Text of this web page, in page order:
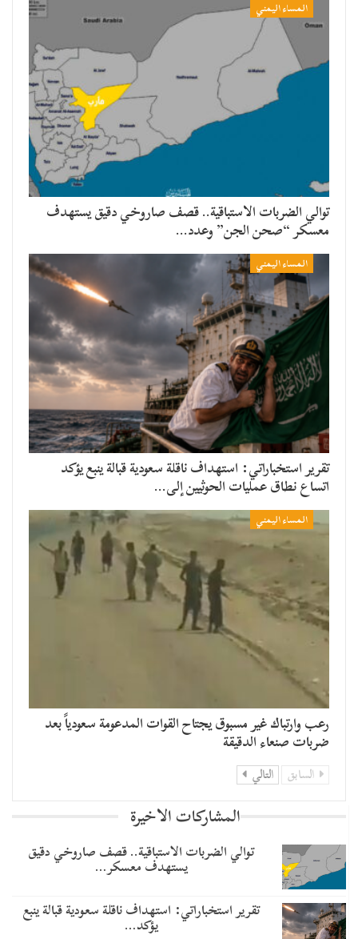
المساء اليمني
توالي الضربات الاستباقية.. قصف صاروخي دقيق يستهدف
معسكر “صحن الجن” وعدد…
المساء اليمني
تقرير استخباراتي: استهداف ناقلة سعودية قبالة ينبع يؤكد
اتساع نطاق عمليات الحوثيين إلى…
المساء اليمني
رعب وارتباك غير مسبوق يجتاح القوات المدعومة سعودياً بعد
ضربات صنعاء الدقيقة
السابق التالي
المشاركات الاخيرة
توالي الضربات الاستباقية.. قصف صاروخي دقيق
يستهدف معسكر…
تقرير استخباراتي: استهداف ناقلة سعودية قبالة ينبع
يؤكد…